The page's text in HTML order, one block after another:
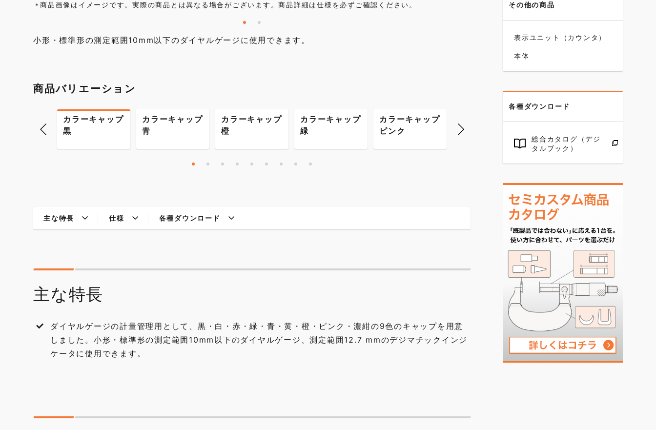
* 商品画像はイメージです。実際の商品とは異なる場合がございます。商品詳細は仕様を必ずご確認ください。
小形・標準形の測定範囲10mm以下のダイヤルゲージに使用できます。
商品バリエーション
カラーキャップ
黒
カラーキャップ
青
カラーキャップ
橙
カラーキャップ
緑
カラーキャップ
ピンク
カラーキャップ
赤
カラーキャップ
カラーキ
主な特長 仕様 各種ダウンロード
主な特長
ダイヤルゲージの計量管理用として、黒・白・赤・緑・青・黄・橙・ピンク・濃紺の9色のキャップを用意
しました。小形・標準形の測定範囲10mm以下のダイヤルゲージ、測定範囲12.7 mmのデジマチックインジ
ケータに使用できます。
その他の商品
表示ユニット（カウンタ）
本体
各種ダウンロード
総合カタログ（デジ
タルブック）